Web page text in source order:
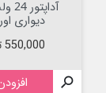
دیواری
قیمت
550,000 تومان
